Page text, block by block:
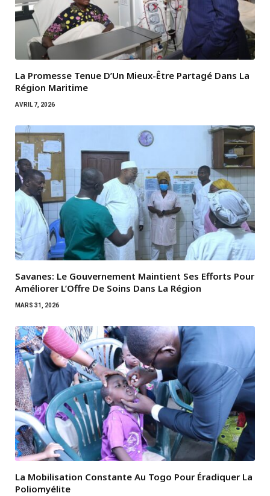
La Promesse Tenue D’Un Mieux-Être Partagé Dans La
Région Maritime
AVRIL 7, 2026
Savanes: Le Gouvernement Maintient Ses Efforts Pour
Améliorer L’Offre De Soins Dans La Région
MARS 31, 2026
La Mobilisation Constante Au Togo Pour Éradiquer La
Poliomyélite